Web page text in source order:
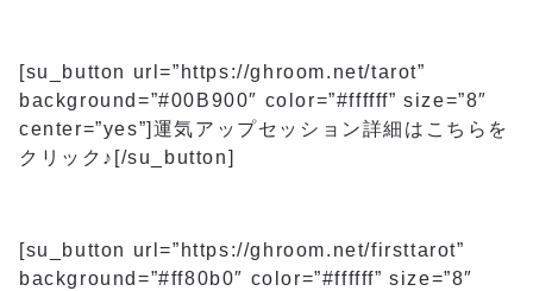
[su_button url=”https://ghroom.net/tarot”
background=”#00B900″ color=”#ffffff” size=”8″
center=”yes”]運気アップセッション詳細はこちらを
クリック♪[/su_button]
[su_button url=”https://ghroom.net/firsttarot”
background=”#ff80b0″ color=”#ffffff” size=”8″